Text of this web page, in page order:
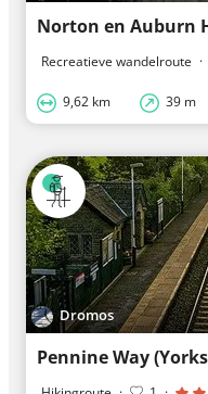
Norton en Auburn
Recreatieve wandelroute ·
9,62 km 39 m
Dromos
Pennine Way